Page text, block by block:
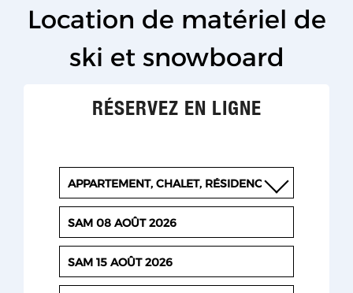
Location de matériel de
ski et snowboard
RÉSERVEZ EN LIGNE